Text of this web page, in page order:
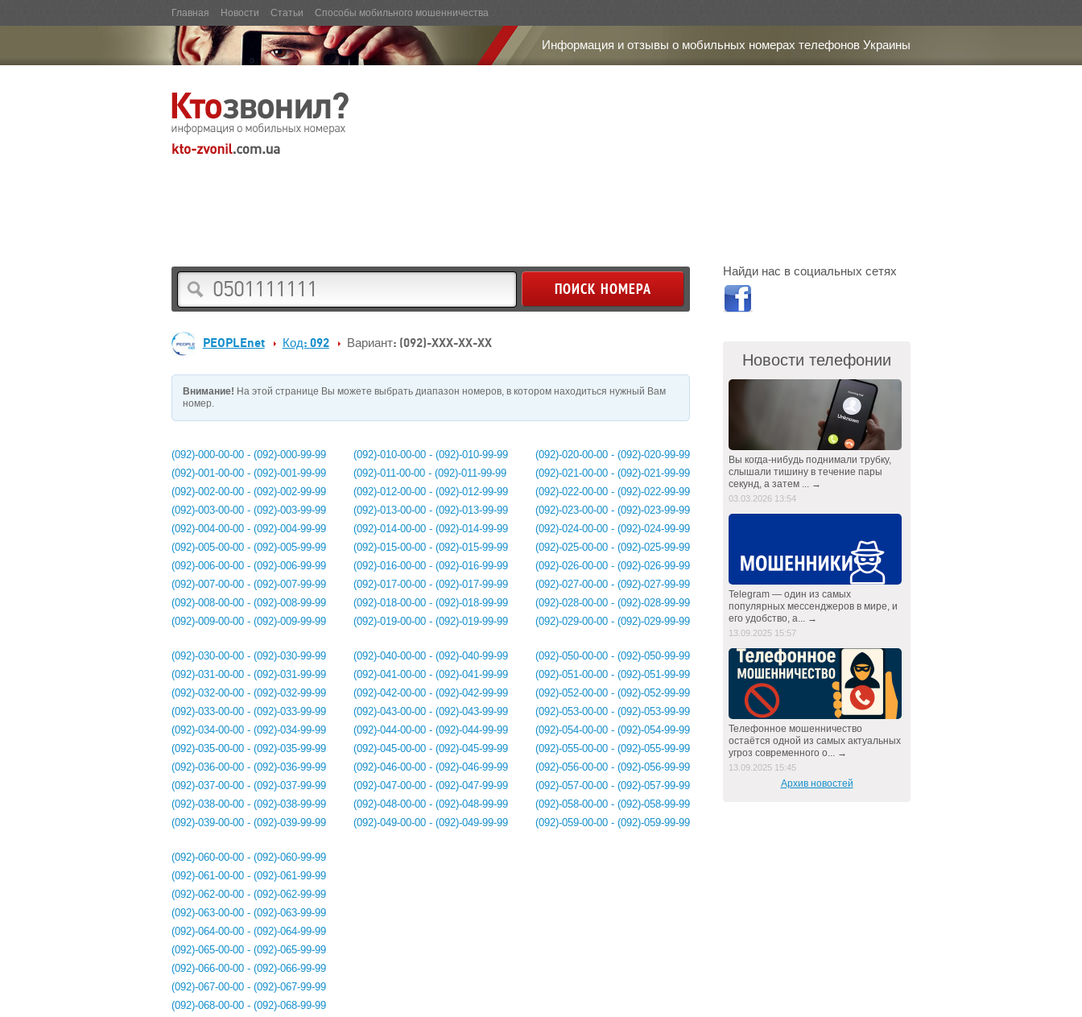
Главная Новости Статьи Способы мобильного мошенничества
Информация и отзывы о мобильных номерах телефонов Украины
PEOPLEnet Код: 092 Вариант: (092)-XXX-XX-XX
Внимание! На этой странице Вы можете выбрать диапазон номеров, в котором находиться нужный Вам
номер.
(092)-000-00-00 - (092)-000-99-99
(092)-001-00-00 - (092)-001-99-99
(092)-002-00-00 - (092)-002-99-99
(092)-003-00-00 - (092)-003-99-99
(092)-004-00-00 - (092)-004-99-99
(092)-005-00-00 - (092)-005-99-99
(092)-006-00-00 - (092)-006-99-99
(092)-007-00-00 - (092)-007-99-99
(092)-008-00-00 - (092)-008-99-99
(092)-009-00-00 - (092)-009-99-99
(092)-010-00-00 - (092)-010-99-99
(092)-011-00-00 - (092)-011-99-99
(092)-012-00-00 - (092)-012-99-99
(092)-013-00-00 - (092)-013-99-99
(092)-014-00-00 - (092)-014-99-99
(092)-015-00-00 - (092)-015-99-99
(092)-016-00-00 - (092)-016-99-99
(092)-017-00-00 - (092)-017-99-99
(092)-018-00-00 - (092)-018-99-99
(092)-019-00-00 - (092)-019-99-99
(092)-020-00-00 - (092)-020-99-99
(092)-021-00-00 - (092)-021-99-99
(092)-022-00-00 - (092)-022-99-99
(092)-023-00-00 - (092)-023-99-99
(092)-024-00-00 - (092)-024-99-99
(092)-025-00-00 - (092)-025-99-99
(092)-026-00-00 - (092)-026-99-99
(092)-027-00-00 - (092)-027-99-99
(092)-028-00-00 - (092)-028-99-99
(092)-029-00-00 - (092)-029-99-99
(092)-030-00-00 - (092)-030-99-99
(092)-031-00-00 - (092)-031-99-99
(092)-032-00-00 - (092)-032-99-99
(092)-033-00-00 - (092)-033-99-99
(092)-034-00-00 - (092)-034-99-99
(092)-035-00-00 - (092)-035-99-99
(092)-036-00-00 - (092)-036-99-99
(092)-037-00-00 - (092)-037-99-99
(092)-038-00-00 - (092)-038-99-99
(092)-039-00-00 - (092)-039-99-99
(092)-040-00-00 - (092)-040-99-99
(092)-041-00-00 - (092)-041-99-99
(092)-042-00-00 - (092)-042-99-99
(092)-043-00-00 - (092)-043-99-99
(092)-044-00-00 - (092)-044-99-99
(092)-045-00-00 - (092)-045-99-99
(092)-046-00-00 - (092)-046-99-99
(092)-047-00-00 - (092)-047-99-99
(092)-048-00-00 - (092)-048-99-99
(092)-049-00-00 - (092)-049-99-99
(092)-050-00-00 - (092)-050-99-99
(092)-051-00-00 - (092)-051-99-99
(092)-052-00-00 - (092)-052-99-99
(092)-053-00-00 - (092)-053-99-99
(092)-054-00-00 - (092)-054-99-99
(092)-055-00-00 - (092)-055-99-99
(092)-056-00-00 - (092)-056-99-99
(092)-057-00-00 - (092)-057-99-99
(092)-058-00-00 - (092)-058-99-99
(092)-059-00-00 - (092)-059-99-99
(092)-060-00-00 - (092)-060-99-99
(092)-061-00-00 - (092)-061-99-99
(092)-062-00-00 - (092)-062-99-99
(092)-063-00-00 - (092)-063-99-99
(092)-064-00-00 - (092)-064-99-99
(092)-065-00-00 - (092)-065-99-99
(092)-066-00-00 - (092)-066-99-99
(092)-067-00-00 - (092)-067-99-99
(092)-068-00-00 - (092)-068-99-99
Найди нас в социальных сетях
Новости телефонии
Вы когда-нибудь поднимали трубку,
слышали тишину в течение пары
секунд, а затем ... →
03.03.2026 13:54
Telegram — один из самых
популярных мессенджеров в мире, и
его удобство, а... →
13.09.2025 15:57
Телефонное мошенничество
остаётся одной из самых актуальных
угроз современного о... →
13.09.2025 15:45
Архив новостей